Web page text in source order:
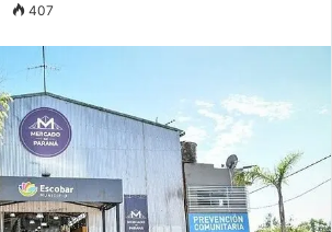
407